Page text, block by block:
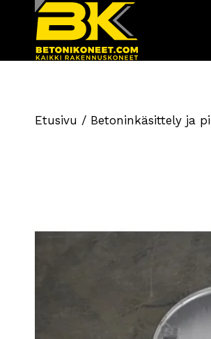
Etusivu / Betoninkäsittely ja